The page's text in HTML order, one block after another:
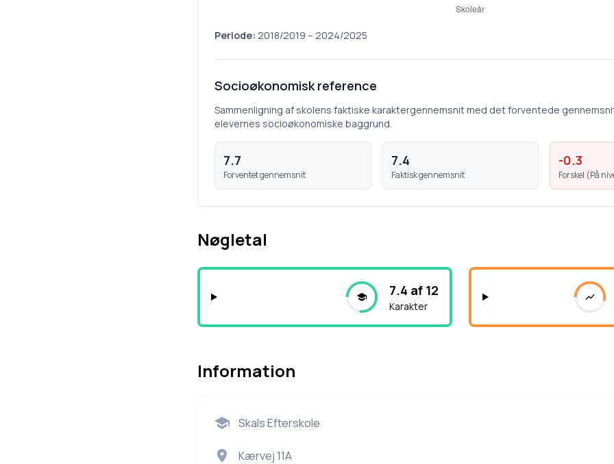
Periode: 2018/2019 – 2024/2025
Socioøkonomisk reference
Sammenligning af skolens faktiske karaktergennemsnit med det forventede
elevernes socioøkonomiske baggrund.
7.7
Forventet gennemsnit
7.4
Faktisk gennemsnit
-0.3
Forskel (På
Nøgletal
7.4 af 12
Karakter
Information
Skals Efterskole
Kærvej 11A